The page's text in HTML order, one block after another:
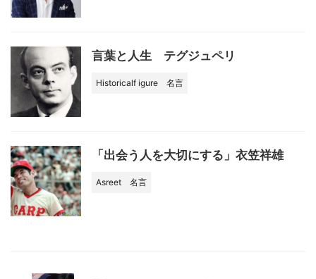
言葉と人生 テグジュペリ
Historicalf igure 名言
「出会う人を大切にする」衣笠祥雄
Asreet 名言